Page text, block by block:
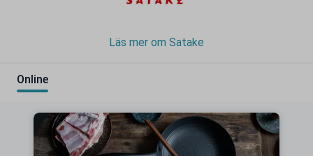
Läs mer om Satake
Online